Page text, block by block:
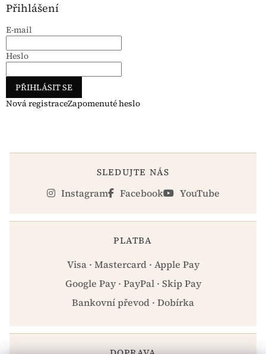
Přihlášení
E-mail
Heslo
PŘIHLÁSIT SE
Nová registraceZapomenuté heslo
SLEDUJTE NÁS
Instagram Facebook YouTube
PLATBA
Visa · Mastercard · Apple Pay
Google Pay · PayPal · Skip Pay
Bankovní převod · Dobírka